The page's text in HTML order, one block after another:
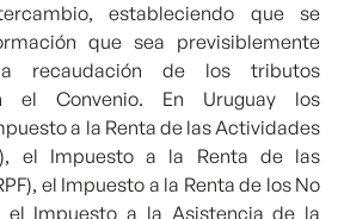
estableciendo que se
que sea previsiblemente
recaudación de los tributos
el Convenio. En Uruguay los
a la Renta de las Actividades
el Impuesto a la Renta de las
el Impuesto a la Renta de los No
el Impuesto a la Asistencia de la